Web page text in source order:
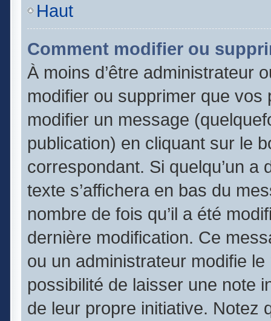
Haut
Comment modifier ou
À moins d’être administrateur
modifier ou supprimer que
modifier un message
publication) en cliquant sur le
correspondant. Si quelqu’un
texte s’affichera en bas du
nombre de fois qu’il a été
dernière modification. Ce
ou un administrateur modifie
possibilité de laisser une note
de leur propre initiative. Notez